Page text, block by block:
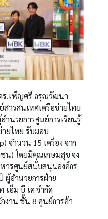
ร.เพ็ญศรี อรุณวัฒนา
ารสนเทศเครือข่ายไทย
นวยการศูนย์การเรียนรู้
ยไทย รับมอบ
จำนวน 15 เครื่อง จาก
น) โดยมีคุณเกษมสุข จง
ารศูนย์สนับสนุนองค์กร
ผู้อำนวยการฝ่าย
เอ็ม บี เค จำกัด
าน ชั้น 8 ศูนย์การค้า